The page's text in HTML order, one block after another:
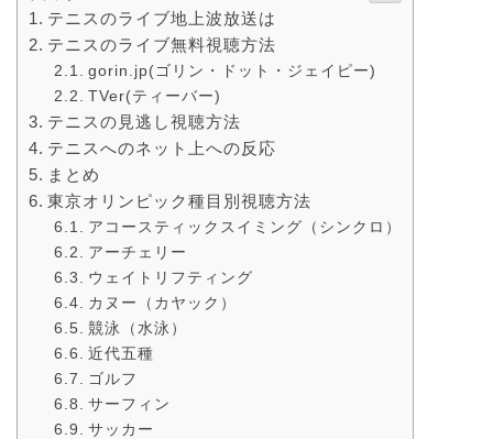
テニスのライブ地上波放送は
テニスのライブ無料視聴方法
gorin.jp(ゴリン・ドット・ジェイピー)
TVer(ティーバー)
テニスの見逃し視聴方法
テニスへのネット上への反応
まとめ
東京オリンピック種目別視聴方法
アコースティックスイミング（シンクロ）
アーチェリー
ウェイトリフティング
カヌー（カヤック）
競泳（水泳）
近代五種
ゴルフ
サーフィン
サッカー